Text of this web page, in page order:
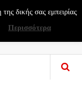
δικής σας εμπειρίας
Περισσότερα